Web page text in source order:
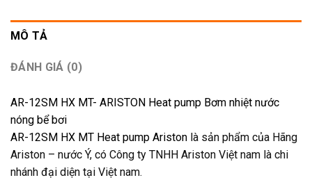
MÔ TẢ
ĐÁNH GIÁ (0)
AR-12SM HX MT- ARISTON Heat pump Bơm nhiệt nước
nóng bể bơi
AR-12SM HX MT Heat pump Ariston là sản phẩm của Hãng
Ariston – nước Ý, có Công ty TNHH Ariston Việt nam là chi
nhánh đại diện tại Việt nam.